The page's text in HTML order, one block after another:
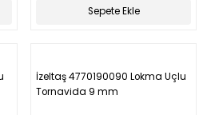
Sepete Ekle
İzeltaş 4770190090 Lokma Uçlu
Tornavida 9 mm